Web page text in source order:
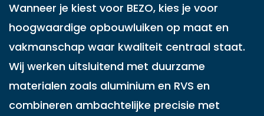
Wanneer je kiest voor BEZO, kies je voor
hoogwaardige opbouwluiken op maat en
vakmanschap waar kwaliteit centraal staat.
Wij werken uitsluitend met duurzame
materialen zoals aluminium en RVS en
combineren ambachtelijke precisie met